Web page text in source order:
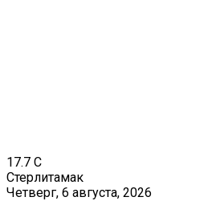
17.7 C
Стерлитамак
Четверг, 6 августа, 2026